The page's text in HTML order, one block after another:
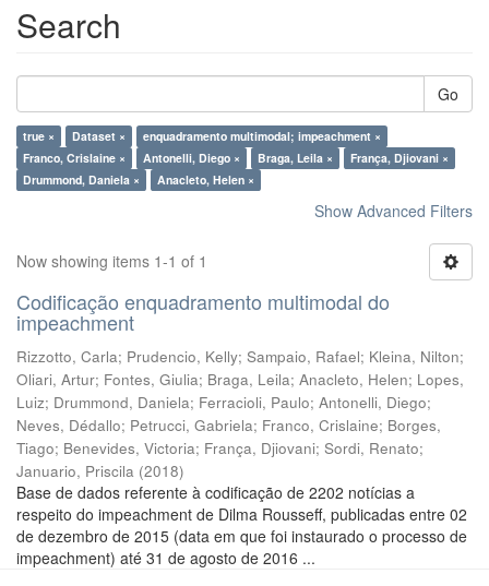
Search
Go
true × Dataset ×
enquadramento multimodal; impeachment ×
Franco, Crislaine ×
Antonelli, Diego × Braga, Leila ×
França, Djiovani ×
Drummond, Daniela ×
Anacleto, Helen ×
Show Advanced Filters
Now showing items 1-1 of 1
Codificação enquadramento multimodal do
impeachment
Rizzotto, Carla; Prudencio, Kelly; Sampaio, Rafael; Kleina, Nilton;
Oliari, Artur; Fontes, Giulia; Braga, Leila; Anacleto, Helen; Lopes,
Luiz; Drummond, Daniela; Ferracioli, Paulo; Antonelli, Diego;
Neves, Dédallo; Petrucci, Gabriela; Franco, Crislaine; Borges,
Tiago; Benevides, Victoria; França, Djiovani; Sordi, Renato;
Januario, Priscila (2018)
Base de dados referente à codificação de 2202 notícias a
respeito do impeachment de Dilma Rousseff, publicadas entre 02
de dezembro de 2015 (data em que foi instaurado o processo de
impeachment) até 31 de agosto de 2016 ...